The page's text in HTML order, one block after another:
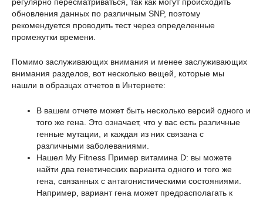
обновления данных по различным SNP, поэтому
рекомендуется проводить тест через определенные
промежутки времени.
Помимо заслуживающих внимания и менее заслуживающих
внимания разделов, вот несколько вещей, которые мы
нашли в образцах отчетов в Интернете:
В вашем отчете может быть несколько версий одного и
того же гена. Это означает, что у вас есть различные
генные мутации, и каждая из них связана с
различными заболеваниями.
Нашел My Fitness Пример витамина D: вы можете
найти два генетических варианта одного и того же
гена, связанных с антагонистическими состояниями.
Например, вариант гена может предрасполагать к